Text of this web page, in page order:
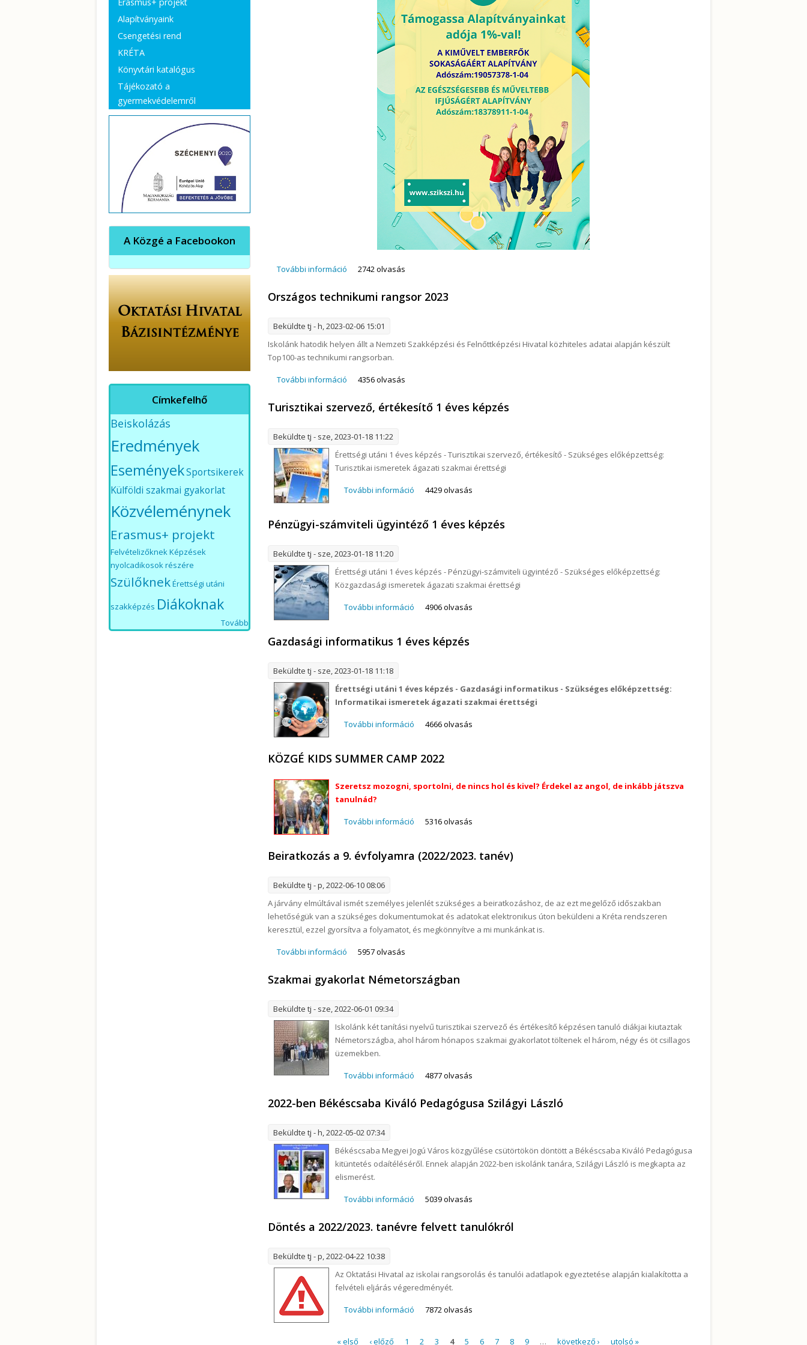
További információ SZJA 1% tartalommal kapcsolatosan
2742 olvasás
Országos technikumi rangsor 2023
Beküldtetj - h, 2023-02-06 15:01
Iskolánk hatodik helyen állt a Nemzeti Szakképzési és Felnőttképzési Hivatal közhiteles adatai alapján készült
Top100-as technikumi rangsorban.
További információ Országos technikumi rangsor 2023 tartalommal kapcsolatosan
4356 olvasás
Turisztikai szervező, értékesítő 1 éves képzés
Beküldtetj - sze, 2023-01-18 11:22
Érettségi utáni 1 éves képzés - Turisztikai szervező, értékesítő - Szükséges előképzettség:
Turisztikai ismeretek ágazati szakmai érettségi
További információ Turisztikai szervező, értékesítő 1 éves képzés tartalommal kapcsolatosan
4429 olvasás
Pénzügyi-számviteli ügyintéző 1 éves képzés
Beküldtetj - sze, 2023-01-18 11:20
Érettségi utáni 1 éves képzés - Pénzügyi-számviteli ügyintéző - Szükséges előképzettség:
Közgazdasági ismeretek ágazati szakmai érettségi
További információ Pénzügyi-számviteli ügyintéző 1 éves képzés tartalommal kapcsolatosan
4906 olvasás
Gazdasági informatikus 1 éves képzés
Beküldtetj - sze, 2023-01-18 11:18
Érettségi utáni 1 éves képzés - Gazdasági informatikus - Szükséges előképzettség:
Informatikai ismeretek ágazati szakmai érettségi
További információ Gazdasági informatikus 1 éves képzés tartalommal kapcsolatosan
4666 olvasás
KÖZGÉ KIDS SUMMER CAMP 2022
Szeretsz mozogni, sportolni, de nincs hol és kivel? Érdekel az angol, de inkább játszva
tanulnád?
További információ KÖZGÉ KIDS SUMMER CAMP 2022 tartalommal kapcsolatosan
5316 olvasás
Beiratkozás a 9. évfolyamra (2022/2023. tanév)
Beküldtetj - p, 2022-06-10 08:06
A járvány elmúltával ismét személyes jelenlét szükséges a beiratkozáshoz, de az ezt megelőző időszakban
lehetőségük van a szükséges dokumentumokat és adatokat elektronikus úton beküldeni a Kréta rendszeren
keresztül, ezzel gyorsítva a folyamatot, és megkönnyítve a mi munkánkat is.
További információ Beiratkozás a 9. évfolyamra (2022/2023. tanév) tartalommal kapcsolatosan
5957 olvasás
Szakmai gyakorlat Németországban
Beküldtetj - sze, 2022-06-01 09:34
Iskolánk két tanítási nyelvű turisztikai szervező és értékesítő képzésen tanuló diákjai kiutaztak
Németországba, ahol három hónapos szakmai gyakorlatot töltenek el három, négy és öt csillagos
üzemekben.
További információ Szakmai gyakorlat Németországban tartalommal kapcsolatosan
4877 olvasás
2022-ben Békéscsaba Kiváló Pedagógusa Szilágyi László
Beküldtetj - h, 2022-05-02 07:34
Békéscsaba Megyei Jogú Város közgyűlése csütörtökön döntött a Békéscsaba Kiváló Pedagógusa
kitüntetés odaítéléséről. Ennek alapján 2022-ben iskolánk tanára, Szilágyi László is megkapta az
elismerést.
További információ 2022-ben Békéscsaba Kiváló Pedagógusa Szilágyi László tartalommal
5039 olvasás
Döntés a 2022/2023. tanévre felvett tanulókról
Beküldtetj - p, 2022-04-22 10:38
Az Oktatási Hivatal az iskolai rangsorolás és tanulói adatlapok egyeztetése alapján kialakította a
felvételi eljárás végeredményét.
További információ Döntés a 2022/2023. tanévre felvett tanulókról tartalommal kapcsolatosan
7872 olvasás
« első ‹ előző 1 2 3 4 5 6 7 8 9 … következő › utolsó »
Alapítványaink
Csengetési rend
KRÉTA
Könyvtári katalógus
Tájékozató a
gyermekvédelemről
A Közgé a Facebookon
Címkefelhő
Beiskolázás
Eredmények
EseményekSportsikerek
Külföldi szakmai gyakorlat
Közvéleménynek
Erasmus+ projekt
FelvételizőknekKépzések
nyolcadikosok részére
SzülőknekÉrettségi utáni
szakképzés Diákoknak
Tovább